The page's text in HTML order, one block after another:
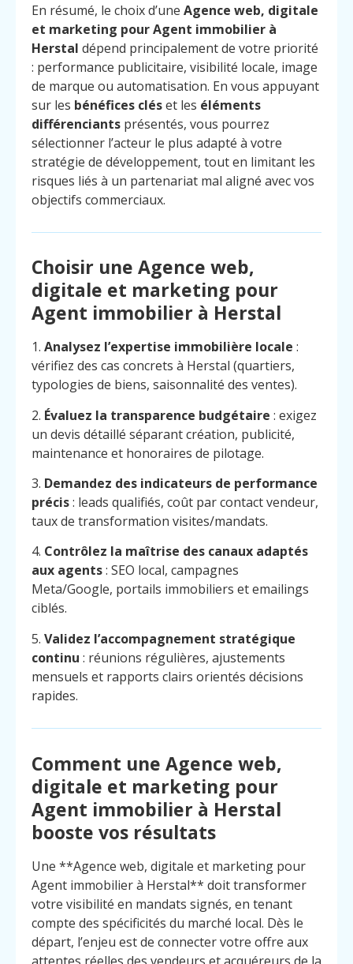
Contact
Appelez
En résumé, le choix d’une Agence web, digitale
et marketing pour Agent immobilier à
Herstal dépend principalement de votre priorité
: performance publicitaire, visibilité locale, image
de marque ou automatisation. En vous appuyant
sur les bénéfices cléset les éléments
différenciants présentés, vous pourrez
sélectionner l’acteur le plus adapté à votre
stratégie de développement, tout en limitant les
risques liés à un partenariat mal aligné avec vos
objectifs commerciaux.
Choisir une Agence web,
digitale et marketing pour
Agent immobilier à Herstal
1. Analysez l’expertise immobilière locale :
vérifiez des cas concrets à Herstal (quartiers,
typologies de biens, saisonnalité des ventes).
2. Évaluez la transparence budgétaire : exigez
un devis détaillé séparant création, publicité,
maintenance et honoraires de pilotage.
3. Demandez des indicateurs de performance
précis: leads qualifiés, coût par contact vendeur,
taux de transformation visites/mandats.
4. Contrôlez la maîtrise des canaux adaptés
aux agents: SEO local, campagnes
Meta/Google, portails immobiliers et emailings
ciblés.
5. Validez l’accompagnement stratégique
continu : réunions régulières, ajustements
mensuels et rapports clairs orientés décisions
rapides.
Comment une Agence web,
digitale et marketing pour
Agent immobilier à Herstal
booste vos résultats
Une **Agence web, digitale et marketing pour
Agent immobilier à Herstal** doit transformer
votre visibilité en mandats signés, en tenant
compte des spécificités du marché local. Dès le
départ, l’enjeu est de connecter votre offre aux